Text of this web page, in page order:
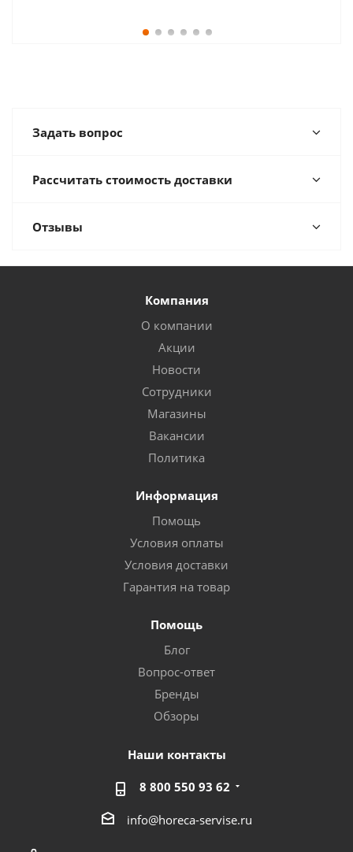
Задать вопрос
Рассчитать стоимость доставки
Отзывы
Компания
О компании
Акции
Новости
Сотрудники
Магазины
Вакансии
Политика
Информация
Помощь
Условия оплаты
Условия доставки
Гарантия на товар
Помощь
Блог
Вопрос-ответ
Бренды
Обзоры
Наши контакты
8 800 550 93 62
info@horeca-servise.ru